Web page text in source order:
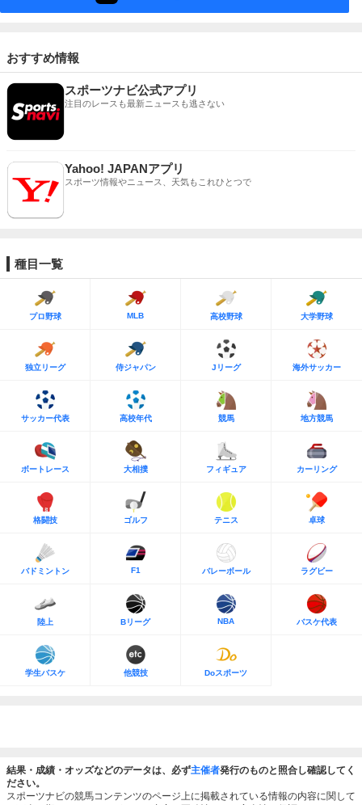
おすすめ情報
スポーツナビ公式アプリ
注目のレースも最新ニュースも逃さない
Yahoo! JAPANアプリ
スポーツ情報やニュース、天気もこれひとつで
種目一覧
プロ野球 MLB 高校野球 大学野球
独立リーグ 侍ジャパン Jリーグ 海外サッカー
サッカー代表 高校年代 競馬 地方競馬
ボートレース 大相撲 フィギュア カーリング
格闘技 ゴルフ テニス 卓球
バドミントン F1 バレーボール ラグビー
陸上 Bリーグ NBA バスケ代表
学生バスケ 他競技 Doスポーツ
結果・成績・オッズなどのデータは、必ず主催者発行のものと照合し確認してく
ださい。
スポーツナビの競馬コンテンツのページ上に掲載されている情報の内容に関して